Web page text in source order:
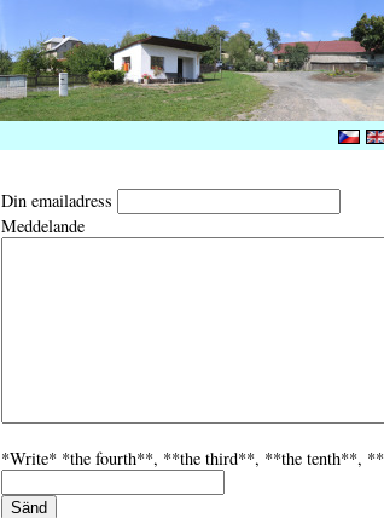
Din emailadress
Meddelande
*Write* *the fourth**, **the third**, **the tenth**,